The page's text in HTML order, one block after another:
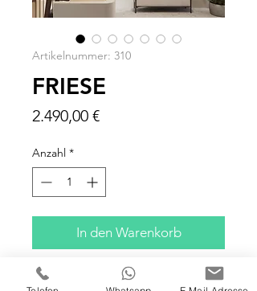
Artikelnummer: 310
FRIESE
2.490,00 €Preis
Anzahl *
In den Warenkorb
120 X 100 X 4 CM